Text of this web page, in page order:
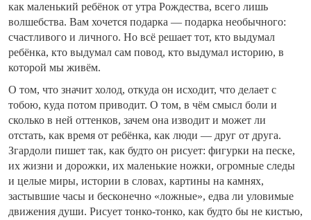
как маленький ребёнок от утра Рождества, всего лишь
волшебства. Вам хочется подарка — подарка необычного:
счастливого и личного. Но всё решает тот, кто выдумал
ребёнка, кто выдумал сам повод, кто выдумал историю, в
которой мы живём.
О том, что значит холод, откуда он исходит, что делает с
тобою, куда потом приводит. О том, в чём смысл боли и
сколько в ней оттенков, зачем она изводит и может ли
отстать, как время от ребёнка, как люди — друг от друга.
Згардоли пишет так, как будто он рисует: фигурки на песке,
их жизни и дорожки, их маленькие ножки, огромные следы
и целые миры, истории в словах, картины на камнях,
застывшие часы и бесконечно «ложные», едва ли уловимые
движения души. Рисует тонко-тонко, как будто бы не кистью,